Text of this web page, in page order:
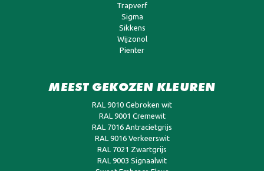
Trapverf
Sigma
Sikkens
Wijzonol
Pienter
MEEST GEKOZEN KLEUREN
RAL 9010 Gebroken wit
RAL 9001 Cremewit
RAL 7016 Antracietgrijs
RAL 9016 Verkeerswit
RAL 7021 Zwartgrijs
RAL 9003 Signaalwit